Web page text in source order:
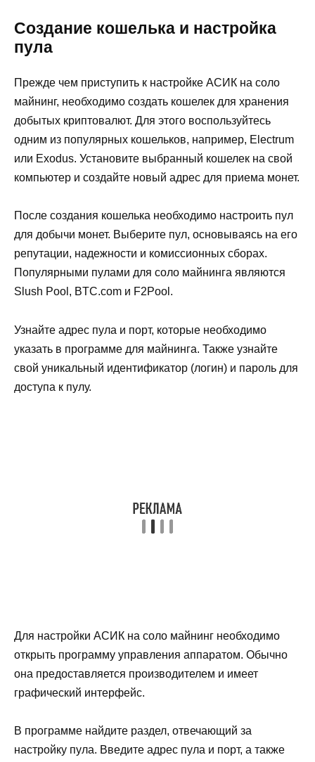
Создание кошелька и настройка
пула
Прежде чем приступить к настройке АСИК на соло
майнинг, необходимо создать кошелек для хранения
добытых криптовалют. Для этого воспользуйтесь
одним из популярных кошельков, например, Electrum
или Exodus. Установите выбранный кошелек на свой
компьютер и создайте новый адрес для приема монет.
После создания кошелька необходимо настроить пул
для добычи монет. Выберите пул, основываясь на его
репутации, надежности и комиссионных сборах.
Популярными пулами для соло майнинга являются
Slush Pool, BTC.com и F2Pool.
Узнайте адрес пула и порт, которые необходимо
указать в программе для майнинга. Также узнайте
свой уникальный идентификатор (логин) и пароль для
доступа к пулу.
Для настройки АСИК на соло майнинг необходимо
открыть программу управления аппаратом. Обычно
она предоставляется производителем и имеет
графический интерфейс.
В программе найдите раздел, отвечающий за
настройку пула. Введите адрес пула и порт, а также